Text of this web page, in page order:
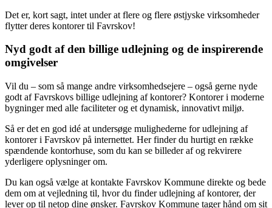
Det er, kort sagt, intet under at flere og flere østjyske virksomheder
flytter deres kontorer til Favrskov!
Nyd godt af den billige udlejning og de inspirerende
omgivelser
Vil du – som så mange andre virksomhedsejere – også gerne nyde
godt af Favrskovs billige udlejning af kontorer? Kontorer i moderne
bygninger med alle faciliteter og et dynamisk, innovativt miljø.
Så er det en god idé at undersøge mulighederne for udlejning af
kontorer i Favrskov på internettet. Her finder du hurtigt en række
spændende kontorhuse, som du kan se billeder af og rekvirere
yderligere oplysninger om.
Du kan også vælge at kontakte Favrskov Kommune direkte og bede
dem om at vejledning til, hvor du finder udlejning af kontorer, der
lever op til netop dine ønsker. Favrskov Kommune tager hånd om sit